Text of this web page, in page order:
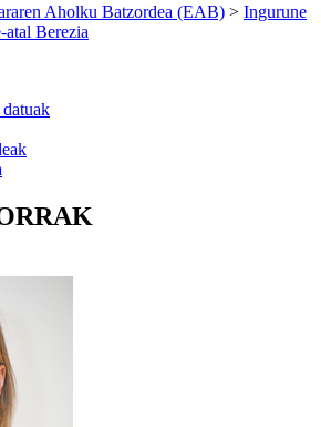
Aholku Batzordea (EAB) > Ingurune
Berezia